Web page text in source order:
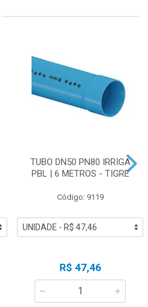
TUBO DN50 PN80 IRRIGA
PBL | 6 METROS - TIGRE
Código: 9119
R$ 47,46